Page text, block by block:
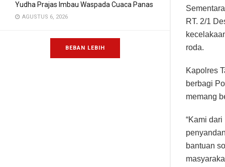
Yudha Prajas Imbau Waspada Cuaca Panas
AGUSTUS 6, 2026
BEBAN LEBIH
RT. 2/1
roda.
Kapolres
berbagi
memang
“Kami
bantuan